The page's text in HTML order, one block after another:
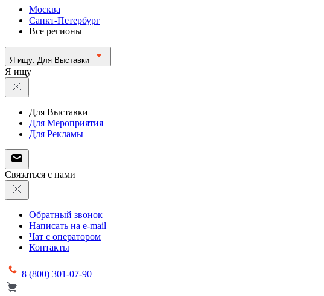
Москва
Санкт-Петербург
Все регионы
Я ищу: Для Выставки
Я ищу
Для Выставки
Для Мероприятия
Для Рекламы
Связаться с нами
Обратный звонок
Написать на e-mail
Чат с оператором
Контакты
8 (800) 301-07-90